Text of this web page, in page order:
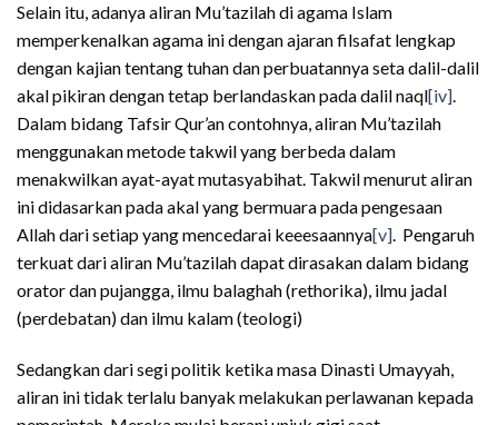
Selain itu, adanya aliran Mu’tazilah di agama Islam
memperkenalkan agama ini dengan ajaran filsafat lengkap
dengan kajian tentang tuhan dan perbuatannya seta dalil-dalil
akal pikiran dengan tetap berlandaskan pada dalil naql[iv].
Dalam bidang Tafsir Qur’an contohnya, aliran Mu’tazilah
menggunakan metode takwil yang berbeda dalam
menakwilkan ayat-ayat mutasyabihat. Takwil menurut aliran
ini didasarkan pada akal yang bermuara pada pengesaan
Allah dari setiap yang mencedarai keeesaannya[v]. Pengaruh
terkuat dari aliran Mu’tazilah dapat dirasakan dalam bidang
orator dan pujangga, ilmu balaghah (rethorika), ilmu jadal
(perdebatan) dan ilmu kalam (teologi)
Sedangkan dari segi politik ketika masa Dinasti Umayyah,
aliran ini tidak terlalu banyak melakukan perlawanan kepada